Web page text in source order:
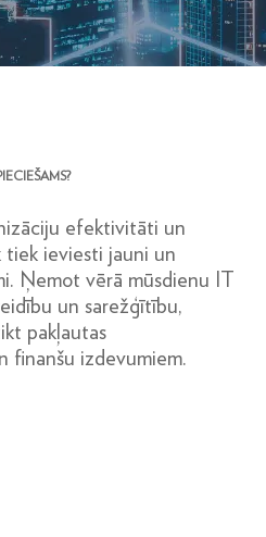
efektivitāti un
tiek ieviesti jauni un
Ņemot vērā mūsdienu IT
un sarežģītību,
pakļautas
finanšu izdevumiem.